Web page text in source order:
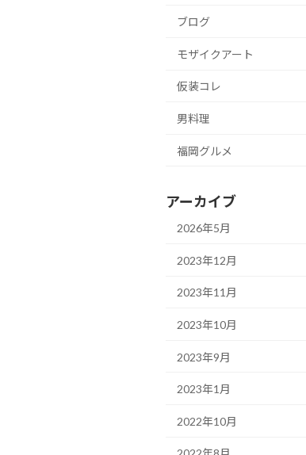
ブログ
モザイクアート
仮装コレ
男料理
福岡グルメ
アーカイブ
2026年5月
2023年12月
2023年11月
2023年10月
2023年9月
2023年1月
2022年10月